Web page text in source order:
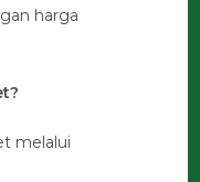
harga
melalui